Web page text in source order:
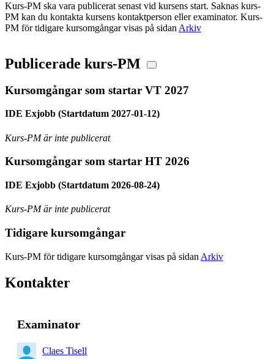
Kurs-PM ska vara publicerat senast vid kursens start. Saknas kurs-
PM kan du kontakta kursens kontaktperson eller examinator. Kurs-
PM för tidigare kursomgångar visas på sidan Arkiv
Publicerade kurs-PM
Kursomgångar som startar VT 2027
IDE Exjobb (Startdatum 2027-01-12)
Kurs-PM är inte publicerat
Kursomgångar som startar HT 2026
IDE Exjobb (Startdatum 2026-08-24)
Kurs-PM är inte publicerat
Tidigare kursomgångar
Kurs-PM för tidigare kursomgångar visas på sidan Arkiv
Kontakter
Examinator
Claes Tisell